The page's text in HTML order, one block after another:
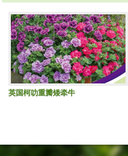
英国柯叻重瓣矮牵牛